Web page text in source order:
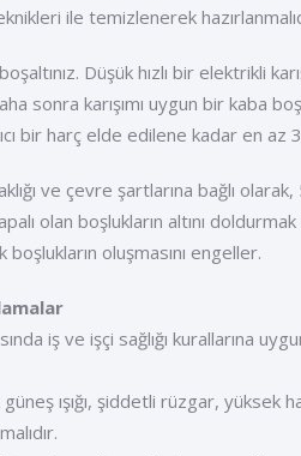
ile temizlenerek
Düşük hızlı bir elektrikli
sonra karışımı uygun bir kaba
bir harç elde edilene kadar en az
ve çevre şartlarına bağlı
olan boşlukların altını
boşlukların oluşmasını engeller.
iş ve işçi sağlığı kurallarına
ışığı, şiddetli rüzgar, yüksek